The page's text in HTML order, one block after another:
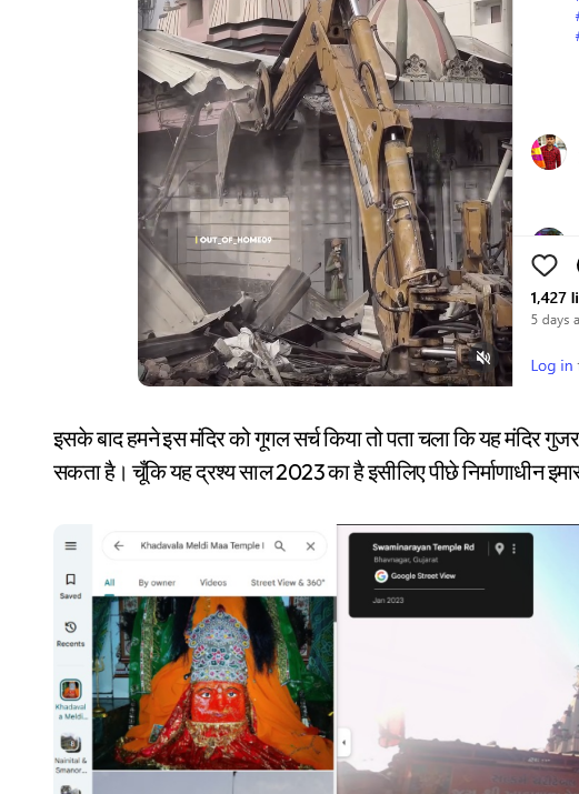
इसके बाद हमने इस मंदिर को गूगल सर्च किया तो पता चला कि यह मंदिर
सकता है। चूँकि यह द्रश्य साल 2023 का है इसीलिए पीछे निर्माणाधीन